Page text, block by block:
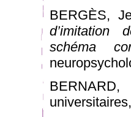
BERGÈS,
d’imitation
schéma